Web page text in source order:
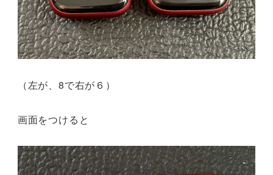
（左が、8で右が６）
画面をつけると